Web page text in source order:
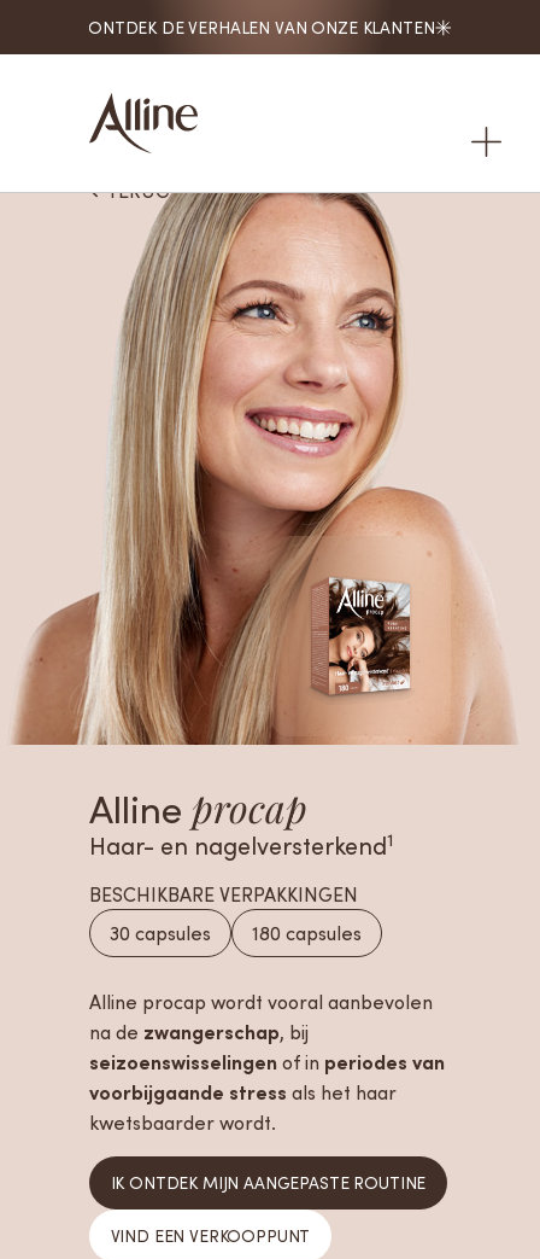
ONTDEK DE VERHALEN VAN ONZE KLANTEN MY HAIR. MY

TERUG
Alline procap
Haar- en nagelversterkend1
BESCHIKBARE VERPAKKINGEN
30 capsules
180 capsules
Alline procap wordt vooral aanbevolen
na de zwangerschap, bij
seizoenswisselingen of in periodes van
voorbijgaande stress als het haar
kwetsbaarder wordt.
IK ONTDEK MIJN AANGEPASTE ROUTINE
VIND EEN VERKOOPPUNT